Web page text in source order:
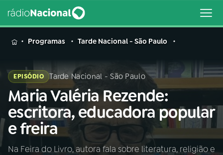
MENU
Buscar
na
Rádio
Nacional
Buscar
AO VIVO
Programas Tarde Nacional - São Paulo
EPISÓDIO Tarde Nacional - São Paulo
Maria Valéria Rezende:
escritora, educadora popular
e freira
Na Feira do Livro, autora fala sobre literatura, religião e